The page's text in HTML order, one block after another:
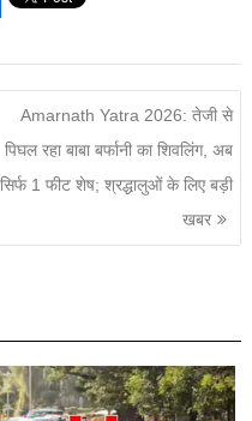
Amarnath Yatra 2026: तेजी से
पिघल रहा बाबा बर्फानी का शिवलिंग, अब
सिर्फ 1 फीट शेष; श्रद्धालुओं के लिए बड़ी
खबर